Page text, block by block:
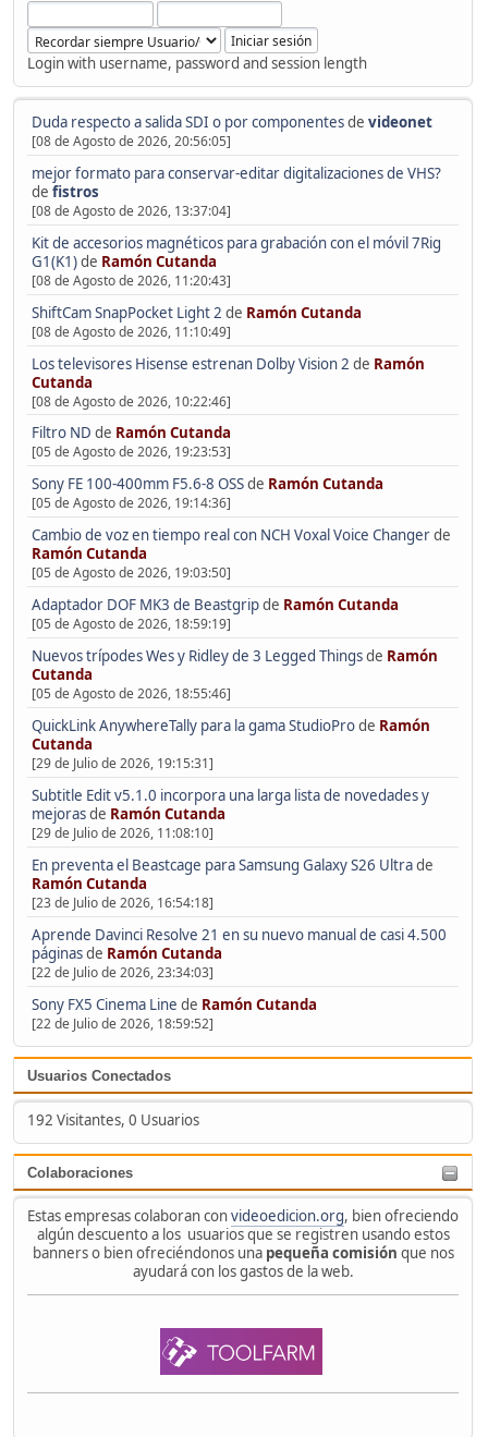
Login with username, password and session length
Duda respecto a salida SDI o por componentesde videonet
[08 de Agosto de 2026, 20:56:05]
mejor formato para conservar-editar digitalizaciones de VHS?
de fistros
[08 de Agosto de 2026, 13:37:04]
Kit de accesorios magnéticos para grabación con el móvil 7Rig
G1(K1)de Ramón Cutanda
[08 de Agosto de 2026, 11:20:43]
ShiftCam SnapPocket Light 2 de Ramón Cutanda
[08 de Agosto de 2026, 11:10:49]
Los televisores Hisense estrenan Dolby Vision 2 de Ramón
Cutanda
[08 de Agosto de 2026, 10:22:46]
Filtro ND de Ramón Cutanda
[05 de Agosto de 2026, 19:23:53]
Sony FE 100-400mm F5.6-8 OSSde Ramón Cutanda
[05 de Agosto de 2026, 19:14:36]
Cambio de voz en tiempo real con NCH Voxal Voice Changerde
Ramón Cutanda
[05 de Agosto de 2026, 19:03:50]
Adaptador DOF MK3 de Beastgripde Ramón Cutanda
[05 de Agosto de 2026, 18:59:19]
Nuevos trípodes Wes y Ridley de 3 Legged Thingsde Ramón
Cutanda
[05 de Agosto de 2026, 18:55:46]
QuickLink AnywhereTally para la gama StudioProde Ramón
Cutanda
[29 de Julio de 2026, 19:15:31]
Subtitle Edit v5.1.0 incorpora una larga lista de novedades y
mejorasde Ramón Cutanda
[29 de Julio de 2026, 11:08:10]
En preventa el Beastcage para Samsung Galaxy S26 Ultrade
Ramón Cutanda
[23 de Julio de 2026, 16:54:18]
Aprende Davinci Resolve 21 en su nuevo manual de casi 4.500
páginasde Ramón Cutanda
[22 de Julio de 2026, 23:34:03]
Sony FX5 Cinema Line de Ramón Cutanda
[22 de Julio de 2026, 18:59:52]
Usuarios Conectados
192 Visitantes, 0 Usuarios
Colaboraciones
Estas empresas colaboran convideoedicion.org, bien ofreciendo
algún descuento a los usuarios que se registren usando estos
banners o bien ofreciéndonos una pequeña comisión que nos
ayudará con los gastos de la web.